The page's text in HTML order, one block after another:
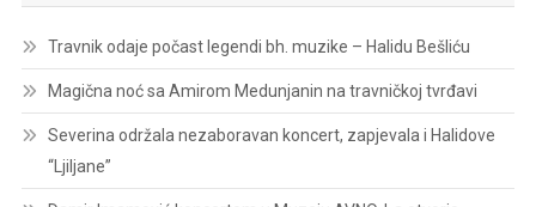
Travnik odaje počast legendi bh. muzike – Halidu Bešliću
Magična noć sa Amirom Medunjanin na travničkoj tvrđavi
Severina održala nezaboravan koncert, zapjevala i Halidove
“Ljiljane”